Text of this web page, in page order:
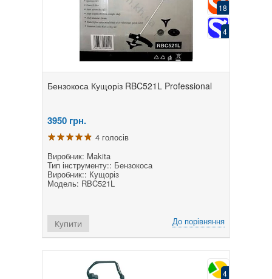
18
4
Бензокоса Кущоріз RBC521L Professional
3950 грн.
4 голосів
Виробник: Makita
Тип інструменту:: Бензокоса
Виробник:: Кущоріз
Модель: RBC521L
До порівняння
Купити
4